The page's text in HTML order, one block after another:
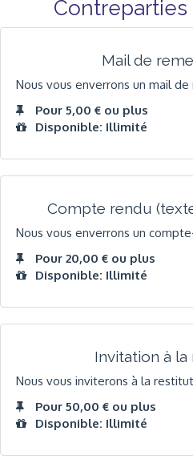
Mail de
Nous vous enverrons un mail
Pour 5,00 € ou plus
Disponible: Illimité
Compte rendu
Nous vous enverrons un
Pour 20,00 € ou plus
Disponible: Illimité
Invitation à
Nous vous inviterons à la
Pour 50,00 € ou plus
Disponible: Illimité